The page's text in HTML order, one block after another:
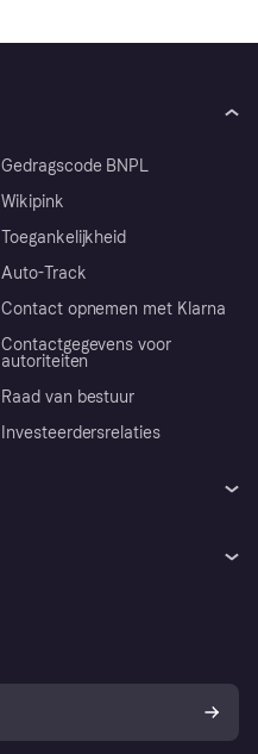
Gedragscode BNPL
Wikipink
Toegankelijkheid
Auto-Track
Contact opnemen met Klarna
Contactgegevens voor
autoriteiten
Raad van bestuur
Investeerdersrelaties